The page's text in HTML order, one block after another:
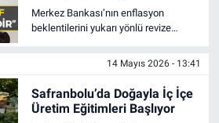
Merkez Bankası’nın enflasyon
beklentilerini yukarı yönlü revize
Karabük Milletvekili Cevdet Akay,
ekonomi yönetiminin başarısızlığını
sert bir dille eleştirdi.
14 Mayıs 2026 - 13:41
Safranbolu’da Doğayla İç İçe
Üretim Eğitimleri Başlıyor